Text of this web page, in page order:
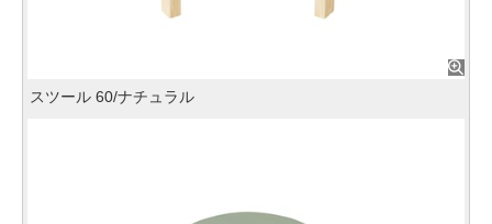
スツール 60/ナチュラル